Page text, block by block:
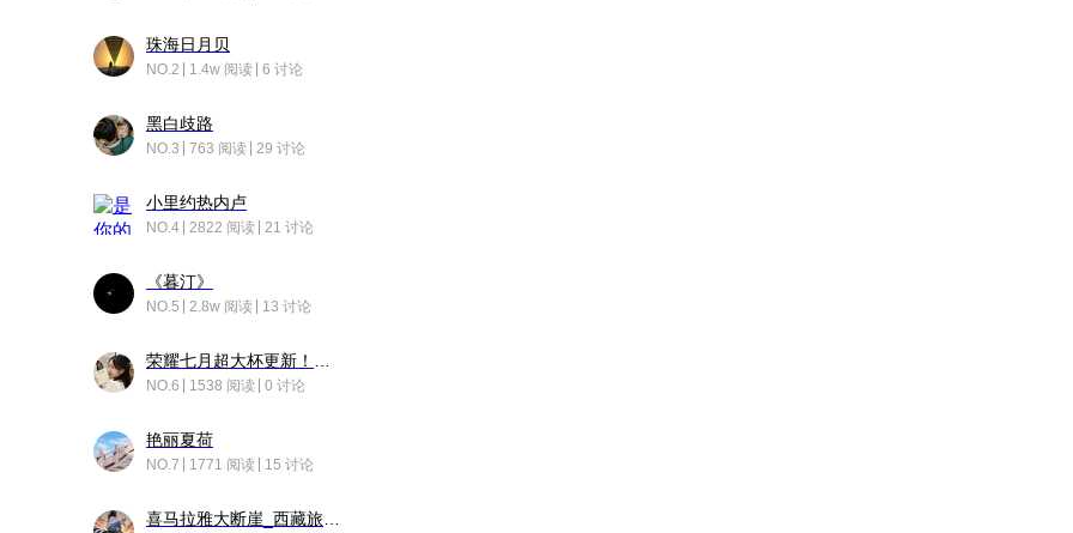
珠海日月贝
NO.2 1.4w 阅读 6 讨论
黑白歧路
NO.3 763 阅读 29 讨论
小里约热内卢
NO.4 2822 阅读 21 讨论
《暮汀》
NO.5 2.8w 阅读 13 讨论
NO.6 1538 阅读 0 讨论
艳丽夏荷
NO.7 1771 阅读 15 讨论